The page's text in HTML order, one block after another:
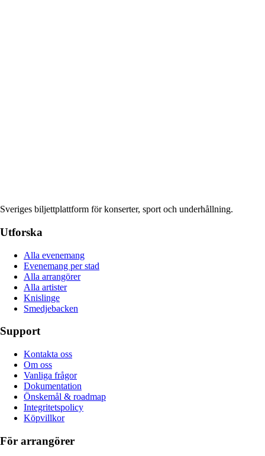
Sveriges biljettplattform för konserter, sport och underhållning.
Utforska
Alla evenemang
Evenemang per stad
Alla arrangörer
Alla artister
Knislinge
Smedjebacken
Support
Kontakta oss
Om oss
Vanliga frågor
Dokumentation
Önskemål & roadmap
Integritetspolicy
Köpvillkor
För arrangörer